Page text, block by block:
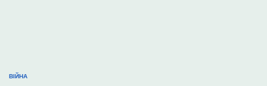
ОПУБЛІКУВАТИ
ВІЙНА